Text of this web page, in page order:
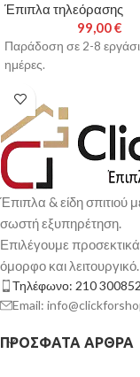
Έπιπλα τηλεόρασης
99,00€
Παράδοση σε 2-8
ημέρες.
Έπιπλα & είδη σπιτιού
σωστή εξυπηρέτηση.
Επιλέγουμε
όμορφο και λειτουργικό.
Τηλέφωνο: 210
Email:
ΠΡΌΣΦΑΤΑ ΆΡΘΡΑ